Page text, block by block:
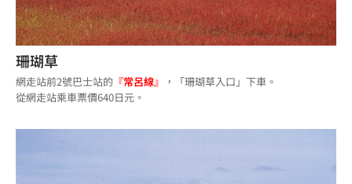
珊瑚草
網走站前2號巴士站的 『常呂線』
，「珊瑚草入口」下車。
從網走站乘車票價640日元。